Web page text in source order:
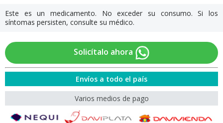
Este es un medicamento. No exceder su consumo. Si los
síntomas persisten, consulte su médico.
Solicítalo ahora
Envíos a todo el país
Varios medios de pago